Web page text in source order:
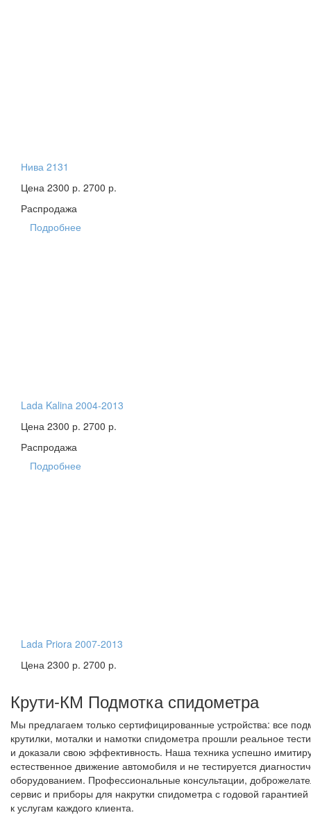
Нива 2131
Цена 2300 р. 2700 р.
Распродажа
Подробнее
Lada Kalina 2004-2013
Цена 2300 р. 2700 р.
Распродажа
Подробнее
Lada Priora 2007-2013
Цена 2300 р. 2700 р.
Крути-КМ Подмотка спидометра
Мы предлагаем только сертифицированные устройства: все
крутилки, моталки и намотки спидометра прошли реальное
и доказали свою эффективность. Наша техника успешно
естественное движение автомобиля и не тестируется
оборудованием. Профессиональные консультации,
сервис и приборы для накрутки спидометра с годовой гарантией
к услугам каждого клиента.